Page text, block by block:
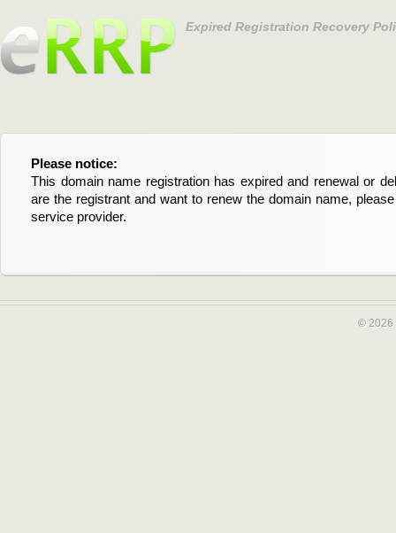
Expired Registration Recovery
Please notice:
This domain name registration has expired and renewal or
are the registrant and want to renew the domain name,
service provider.
Bitte beachten Sie:
Diese Domainregistrierung ist abgelaufen und die
Domain stehen an. Wenn Sie der Registrant sind und
verlängern möchten, kontaktieren Sie bitte Ihren Service-
© 2026